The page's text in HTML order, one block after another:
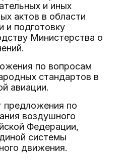
и иных
актов в области
и подготовку
Министерства о
по вопросам
стандартов в
авиации.
предложения по
воздушного
Федерации,
системы
движения.